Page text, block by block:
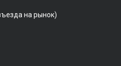
на рынок)